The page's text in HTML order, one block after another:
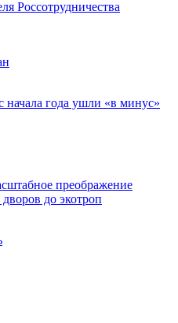
Россотрудничества
года ушли «в минус»
преображение
до экотроп